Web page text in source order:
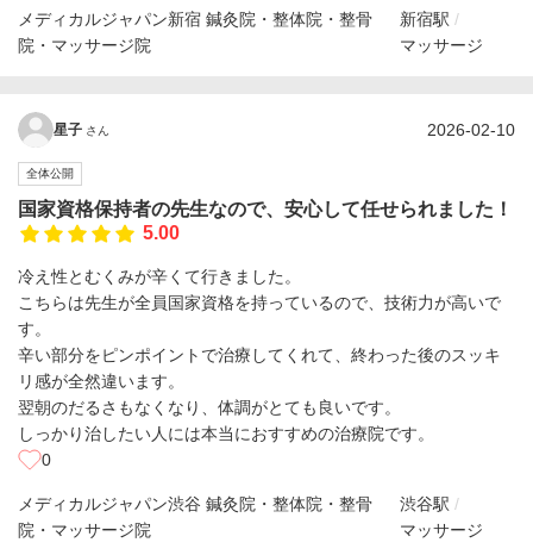
メディカルジャパン新宿 鍼灸院・整体院・整骨
院・マッサージ院
新宿駅
マッサージ
星子 さん 2026-02-10
全体公開
国家資格保持者の先生なので、安心して任せられました！
5.00
冷え性とむくみが辛くて行きました。
こちらは先生が全員国家資格を持っているので、技術力が高いで
す。
辛い部分をピンポイントで治療してくれて、終わった後のスッキ
リ感が全然違います。
翌朝のだるさもなくなり、体調がとても良いです。
しっかり治したい人には本当におすすめの治療院です。
0
メディカルジャパン渋谷 鍼灸院・整体院・整骨
院・マッサージ院
渋谷駅
マッサージ